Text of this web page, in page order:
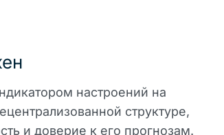
настроений на
структуре,
и доверие к его прогнозам.